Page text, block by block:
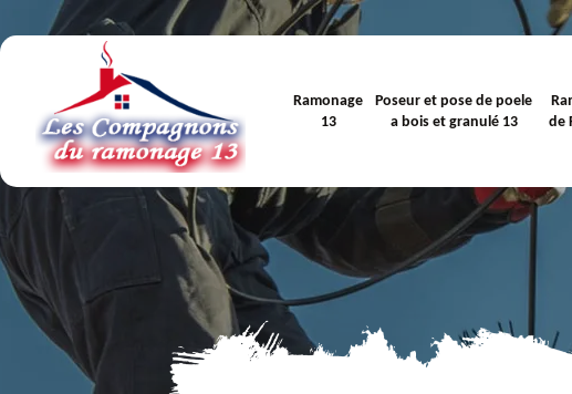
Ramonage
13
Poseur et pose de poele
a bois et granulé 13
de